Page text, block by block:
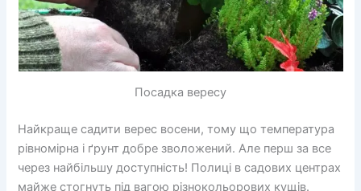
Посадка вересу
Найкраще садити верес восени, тому що температура
рівномірна і ґрунт добре зволожений. Але перш за все
через найбільшу доступність! Полиці в садових центрах
майже стогнуть під вагою різнокольорових кущів.